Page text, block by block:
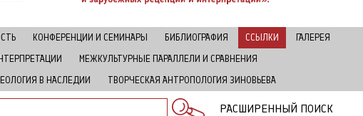
КОНФЕРЕНЦИИ И СЕМИНАРЫ БИБЛИОГРАФИЯ ССЫЛКИ
ГАЛЕРЕЯ
МЕЖКУЛЬТУРНЫЕ ПАРАЛЛЕЛИ И СРАВНЕНИЯ
В НАСЛЕДИИ ТВОРЧЕСКАЯ АНТРОПОЛОГИЯ ЗИНОВЬЕВА
РАСШИРЕННЫЙ ПОИСК